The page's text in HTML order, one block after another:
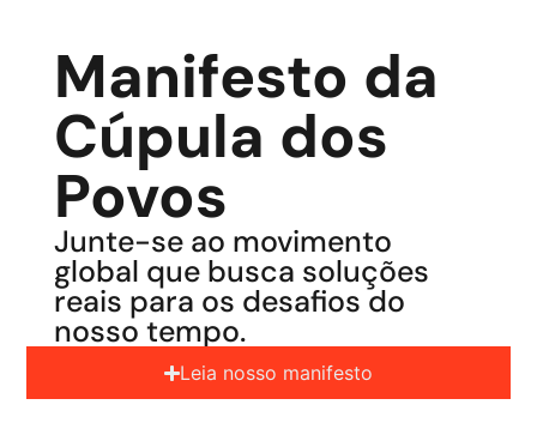
Manifesto da
Cúpula dos
Povos
Junte-se ao movimento
global que busca soluções
reais para os desafios do
nosso tempo.
Leia nosso manifesto